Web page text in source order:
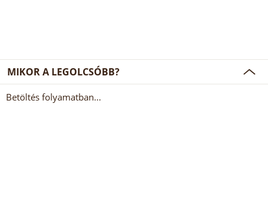
MIKOR A LEGOLCSÓBB?
Betöltés folyamatban...